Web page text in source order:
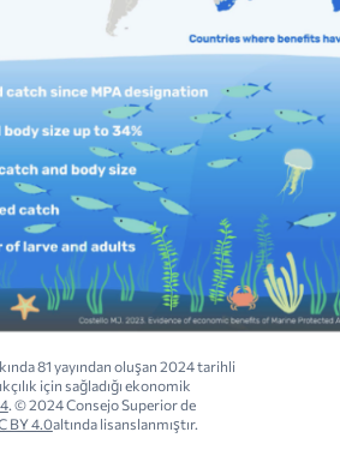
81 yayından oluşan 2024 tarihli
için sağladığı ekonomik
. © 2024 Consejo Superior de
BY 4.0altında lisanslanmıştır.